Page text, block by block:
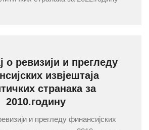
о ревизији и прегледу
извјештаја
странака за
2010.годину
и прегледу финансијских